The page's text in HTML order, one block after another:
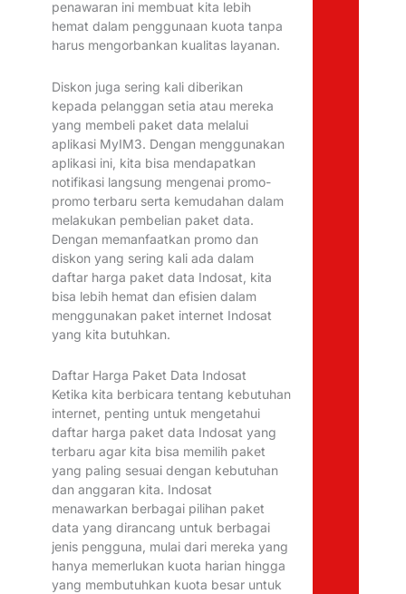
penawaran ini membuat kita lebih
hemat dalam penggunaan kuota tanpa
harus mengorbankan kualitas layanan.
Diskon juga sering kali diberikan
kepada pelanggan setia atau mereka
yang membeli paket data melalui
aplikasi MyIM3. Dengan menggunakan
aplikasi ini, kita bisa mendapatkan
notifikasi langsung mengenai promo-
promo terbaru serta kemudahan dalam
melakukan pembelian paket data.
Dengan memanfaatkan promo dan
diskon yang sering kali ada dalam
daftar harga paket data Indosat, kita
bisa lebih hemat dan efisien dalam
menggunakan paket internet Indosat
yang kita butuhkan.
Daftar Harga Paket Data Indosat
Ketika kita berbicara tentang kebutuhan
internet, penting untuk mengetahui
daftar harga paket data Indosat yang
terbaru agar kita bisa memilih paket
yang paling sesuai dengan kebutuhan
dan anggaran kita. Indosat
menawarkan berbagai pilihan paket
data yang dirancang untuk berbagai
jenis pengguna, mulai dari mereka yang
hanya memerlukan kuota harian hingga
yang membutuhkan kuota besar untuk